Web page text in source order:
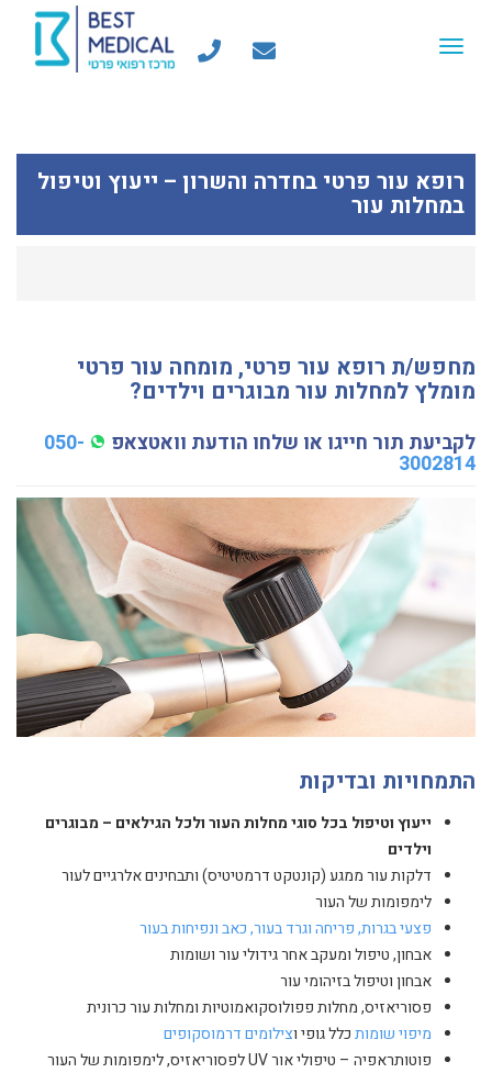
Toggle
רופא עור פרטי בחדרה והשרון – ייעוץ וטיפול
במחלות עור
מחפש/ת רופא עור פרטי, מומחה עור פרטי
מומלץ למחלות עור מבוגרים וילדים?
לקביעת תור חייגו או שלחו הודעת וואטצאפ 050-
3002814
התמחויות ובדיקות
ייעוץ וטיפול בכל סוגי מחלות העור ולכל הגילאים – מבוגרים
וילדים
דלקות עור ממגע (קונטקט דרמטיטיס) ותבחינים אלרגיים לעור
לימפומות של העור
פצעי בגרות, פריחה וגרד בעור, כאב ונפיחות בעור
אבחון, טיפול ומעקב אחר גידולי עור ושומות
אבחון וטיפול בזיהומי עור
פסוריאזיס, מחלות פפולוסקואמוטיות ומחלות עור כרונית
מיפוי שומותכלל גופי וצילומים דרמוסקופים
פוטותראפיה – טיפולי אור UV לפסוריאזיס, לימפומות של העור